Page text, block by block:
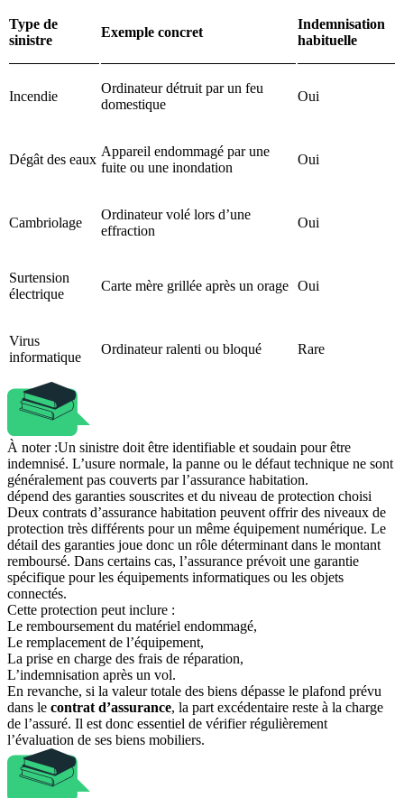
Type de
sinistre
Exemple concret
Indemnisation
habituelle
Incendie
Ordinateur détruit par un feu
domestique
Oui
Dégât des eaux
Appareil endommagé par une
fuite ou une inondation
Oui
Cambriolage
Ordinateur volé lors d’une
effraction
Oui
Surtension
électrique
Carte mère grillée après un orage Oui
Virus
informatique
Ordinateur ralenti ou bloqué Rare
À noter :Un sinistre doit être identifiable et soudain pour être
indemnisé. L’usure normale, la panne ou le défaut technique ne sont
généralement pas couverts par l’assurance habitation.
dépend des garanties souscrites et du niveau de protection choisi
Deux contrats d’assurance habitation peuvent offrir des niveaux de
protection très différents pour un même équipement numérique. Le
détail des garanties joue donc un rôle déterminant dans le montant
remboursé. Dans certains cas, l’assurance prévoit une garantie
spécifique pour les équipements informatiques ou les objets
connectés.
Cette protection peut inclure :
Le remboursement du matériel endommagé,
Le remplacement de l’équipement,
La prise en charge des frais de réparation,
L’indemnisation après un vol.
En revanche, si la valeur totale des biens dépasse le plafond prévu
dans le contrat d’assurance, la part excédentaire reste à la charge
de l’assuré. Il est donc essentiel de vérifier régulièrement
l’évaluation de ses biens mobiliers.